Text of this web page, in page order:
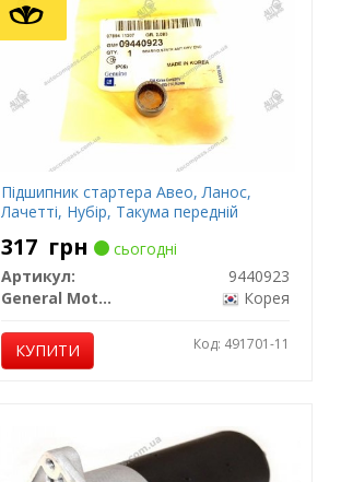
Підшипник стартера Авео, Ланос,
Лачетті, Нубір, Такума передній
317 грн
сьогодні
Артикул:
9440923
General Motors
Корея
КУПИТИ Код: 491701-11